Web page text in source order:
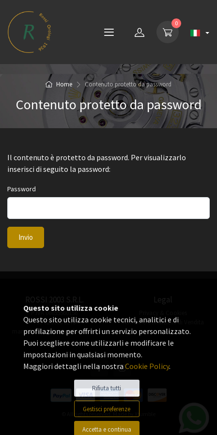
0
Home Contenuto protetto da password
Contenuto protetto da password
Il contenuto è protetto da password. Per visualizzarlo
inserisci di seguito la password:
Password
Invio
ROSSI 2003 S.R.L.
P.IVA 06655560156
+39 02 3360 8378
manuel.rossi@rossiorologi.com
Legal
Termini e Condizioni di Vendita
© All rights reserved. Made by
Questo sito utilizza cookie
Questo sito utilizza cookie tecnici, analitici e di
profilazione per offrirti un servizio personalizzato.
Puoi scegliere come utilizzarli e modificare le
impostazioni in qualsiasi momento.
Maggiori dettagli nella nostraCookie Policy.
Rifiuta tutti
Gestisci preferenze
Accetta e continua